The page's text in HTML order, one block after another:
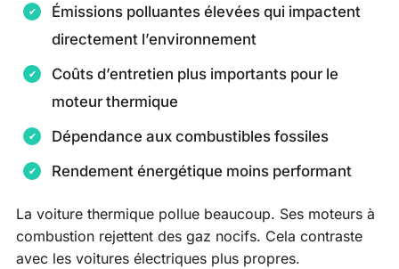
Émissions polluantes élevées qui impactent
directement l’environnement
Coûts d’entretien plus importants pour le
moteur thermique
Dépendance aux combustibles fossiles
Rendement énergétique moins performant
La voiture thermique pollue beaucoup. Ses moteurs à
combustion rejettent des gaz nocifs. Cela contraste
avec les voitures électriques plus propres.